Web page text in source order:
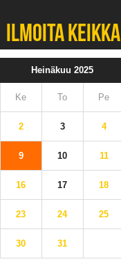
ILMOITA KEIKKA
Heinäkuu 2025
Ke To Pe
2 3 4
9 10 11
16 17 18
23 24 25
30 31